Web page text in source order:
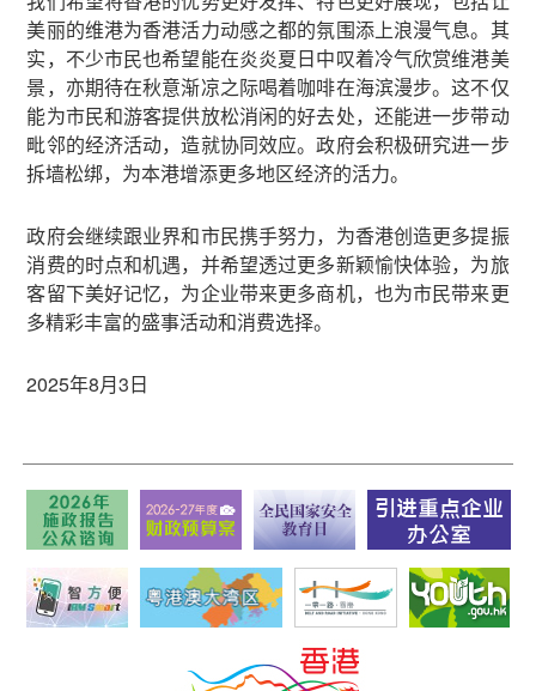
美丽的维港为香港活力动感之都的氛围添上浪漫气息。其
实，不少市民也希望能在炎炎夏日中叹着冷气欣赏维港美
景，亦期待在秋意渐凉之际喝着咖啡在海滨漫步。这不仅
能为市民和游客提供放松消闲的好去处，还能进一步带动
毗邻的经济活动，造就协同效应。政府会积极研究进一步
拆墙松绑，为本港增添更多地区经济的活力。
政府会继续跟业界和市民携手努力，为香港创造更多提振
消费的时点和机遇，并希望透过更多新颖愉快体验，为旅
客留下美好记忆，为企业带来更多商机，也为市民带来更
多精彩丰富的盛事活动和消费选择。
2025年8月3日